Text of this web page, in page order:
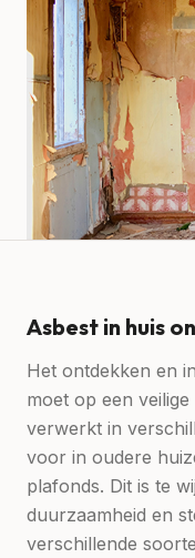
Asbest in huis
Het ontdekken en
moet op een
verwerkt in
voor in oudere
plafonds. Dit is te
duurzaamheid en
verschillende